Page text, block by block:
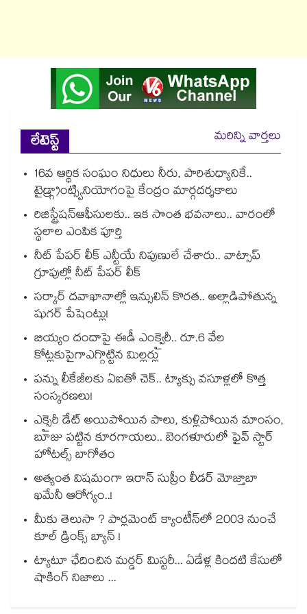
లేటెస్ట్
మరిన్ని వార్తలు
16వ ఆర్థిక సంఘం నిధులు నీరు, పారిశుధ్యానికే..
టైడ్గ్రాంట్స్వినియోగంపై కేంద్రం మార్గదర్శకాలు
రిజిస్ట్రేషన్ఆఫీసులకు.. ఇక సొంత భవనాలు.. వారంలో
స్థలాల ఎంపిక పూర్తి
నీట్ పేపర్ లీక్ ఎన్టీయే నిపుణులే చేశారు.. వాట్సాప్
గ్రూపుల్లో నీట్ పేపర్ లీక్
సర్కార్ దవాఖానాల్లో ఇన్సులిన్ కొరత.. అల్లాడిపోతున్న
షుగర్ పేషెంట్లు!
బియ్యం దందాపై ఈడీ ఎంక్వైరీ.. రూ.6 వేల
కోట్లకుపైగాఎగ్గొట్టిన మిల్లర్లు
పన్ను లీకేజీలకు ఏఐతో చెక్‌‌‌‌‌‌‌‌‌‌‌‌‌‌‌‌.. ట్యాక్సు వసూళ్లలో కొత్త
సంస్కరణలు!
ఎక్సైరీ డేట్ అయిపోయిన పాలు, కుళ్లిపోయిన మాంసం,
బూజు పట్టిన కూరగాయలు.. బెంగళూరులో ఫైవ్ స్టార్
హోటల్స్ బాగోతం
అత్యంత విషమంగా ఇరాన్ సుప్రీం లీడర్ మోజ్తాబా
ఖమేనీ ఆరోగ్యం..!
మీకు తెలుసా ? పార్లమెంట్ క్యాంటీన్⁪లో 2003 నుంచే
కూల్ డ్రింక్స్ బ్యాన్ !
ట్యాటూ ఛేదించిన మర్డర్ మిస్టరీ... ఏడేళ్ల కిందటి కేసులో
షాకింగ్ నిజాలు ...